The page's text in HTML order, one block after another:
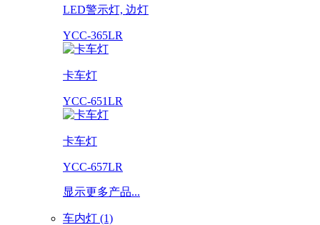
LED警示灯, 边灯
YCC-365LR
卡车灯
YCC-651LR
卡车灯
YCC-657LR
显示更多产品...
车内灯 (1)